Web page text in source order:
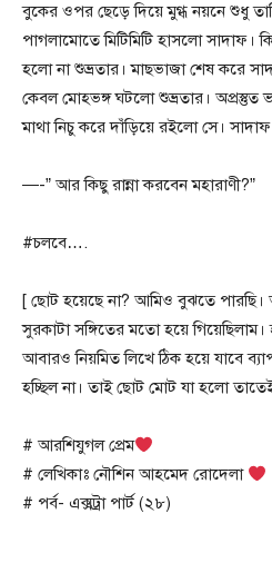
বুকের ওপর ছেড়ে দিয়ে মুগ্ধ নয়নে শুধু
পাগলামোতে মিটিমিটি হাসলো সাদাফ।
হলো না শুভ্রতার। মাছভাজা শেষ করে
কেবল মোহভঙ্গ ঘটলো শুভ্রতার। অপ্রস্তুত
মাথা নিচু করে দাঁড়িয়ে রইলো সে।
—-” আর কিছু রান্না করবেন মহারাণী?”
#চলবে….
[ ছোট হয়েছে না? আমিও বুঝতে
সুরকাটা সঙ্গিতের মতো হয়ে
আবারও নিয়মিত লিখে ঠিক হয়ে যাবে
হচ্ছিল না। তাই ছোট মোট যা হলো
# আরশিযুগল প্রেম
# লেখিকাঃ নৌশিন আহমেদ রোদেলা
# পর্ব- এক্সট্রা পার্ট (২৮)